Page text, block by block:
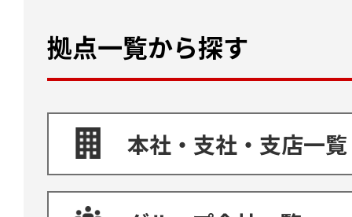
拠点一覧から探す
本社・支社・支店一覧